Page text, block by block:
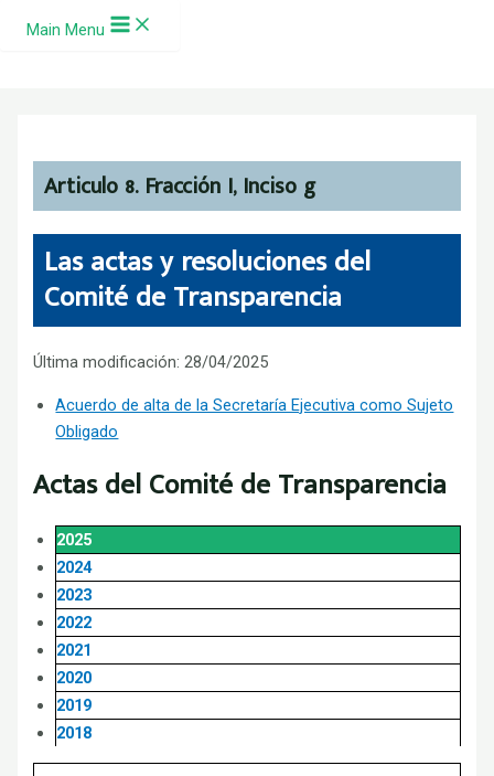
Ir al contenido
Main Menu
Articulo 8. Fracción I, Inciso g
Las actas y resoluciones del
Comité de Transparencia
Última modificación: 28/04/2025
Acuerdo de alta de la Secretaría Ejecutiva como Sujeto
Obligado
Actas del Comité de Transparencia
2025
2024
2023
2022
2021
2020
2019
2018